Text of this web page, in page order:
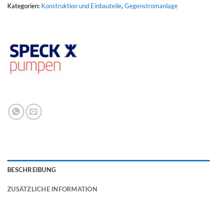
Kategorien: Konstruktion und Einbauteile, Gegenstromanlage
BESCHREIBUNG
ZUSÄTZLICHE INFORMATION